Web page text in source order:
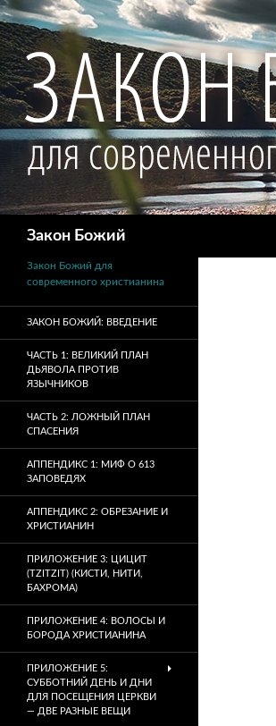
Закон Божий
Закон Божий для
современного христианина
ЗАКОН БОЖИЙ: ВВЕДЕНИЕ
ЧАСТЬ 1: ВЕЛИКИЙ ПЛАН
ДЬЯВОЛА ПРОТИВ
ЯЗЫЧНИКОВ
ЧАСТЬ 2: ЛОЖНЫЙ ПЛАН
СПАСЕНИЯ
АППЕНДИКС 1: МИФ О 613
ЗАПОВЕДЯХ
АППЕНДИКС 2: ОБРЕЗАНИЕ И
ХРИСТИАНИН
ПРИЛОЖЕНИЕ 3: ЦИЦИТ
(TZITZIT) (КИСТИ, НИТИ,
БАХРОМА)
ПРИЛОЖЕНИЕ 4: ВОЛОСЫ И
БОРОДА ХРИСТИАНИНА
ПРИЛОЖЕНИЕ 5:
СУББОТНИЙ ДЕНЬ И ДНИ
ДЛЯ ПОСЕЩЕНИЯ ЦЕРКВИ
— ДВЕ РАЗНЫЕ ВЕЩИ